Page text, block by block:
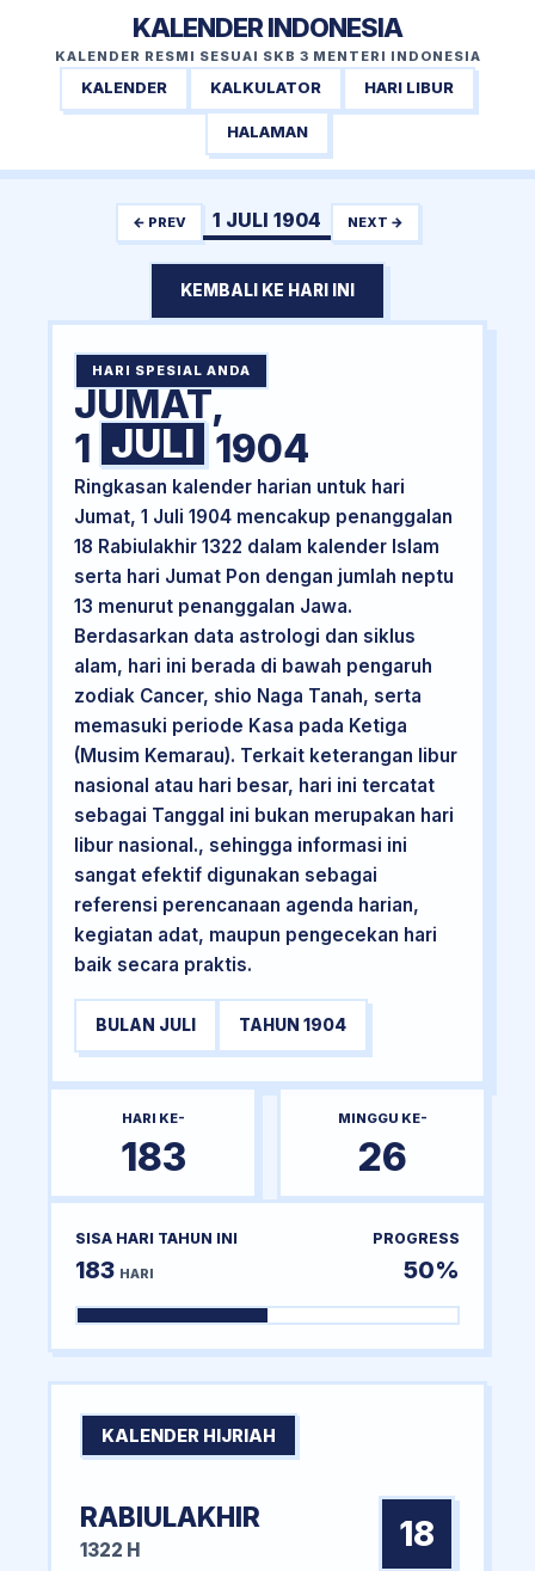
KALENDER INDONESIA
KALENDER RESMI SESUAI SKB 3 MENTERI INDONESIA
KALENDER KALKULATOR HARI LIBUR
HALAMAN
← PREV 1 JULI 1904 NEXT →
KEMBALI KE HARI INI
HARI SPESIAL ANDA
JUMAT,
1 JULI 1904
Ringkasan kalender harian untuk hari
Jumat, 1 Juli 1904 mencakup penanggalan
18 Rabiulakhir 1322 dalam kalender Islam
serta hari Jumat Pon dengan jumlah neptu
13 menurut penanggalan Jawa.
Berdasarkan data astrologi dan siklus
alam, hari ini berada di bawah pengaruh
zodiak Cancer, shio Naga Tanah, serta
memasuki periode Kasa pada Ketiga
(Musim Kemarau). Terkait keterangan libur
nasional atau hari besar, hari ini tercatat
sebagai Tanggal ini bukan merupakan hari
libur nasional., sehingga informasi ini
sangat efektif digunakan sebagai
referensi perencanaan agenda harian,
kegiatan adat, maupun pengecekan hari
baik secara praktis.
BULAN JULI TAHUN 1904
HARI KE-
183
MINGGU KE-
26
SISA HARI TAHUN INI
183 HARI
PROGRESS
50%
KALENDER HIJRIAH
RABIULAKHIR
1322 H 18